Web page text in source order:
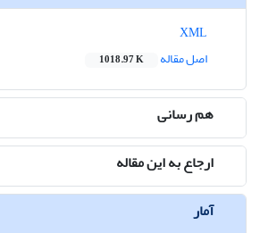
اصل مقاله
1018.97 K
هم رسانی
ارجاع به این مقاله
آمار